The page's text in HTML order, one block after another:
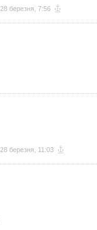
28 березня, 7:56
28 березня, 11:03